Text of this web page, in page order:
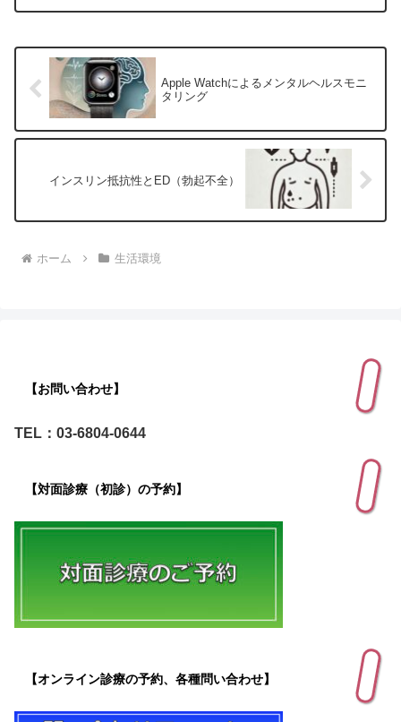
Apple Watchによるメンタルヘルスモニ
タリング
インスリン抵抗性とED（勃起不全）
ホーム 生活環境
【お問い合わせ】
TEL：03-6804-0644
【対面診療（初診）の予約】
【オンライン診療の予約、各種問い合わせ】